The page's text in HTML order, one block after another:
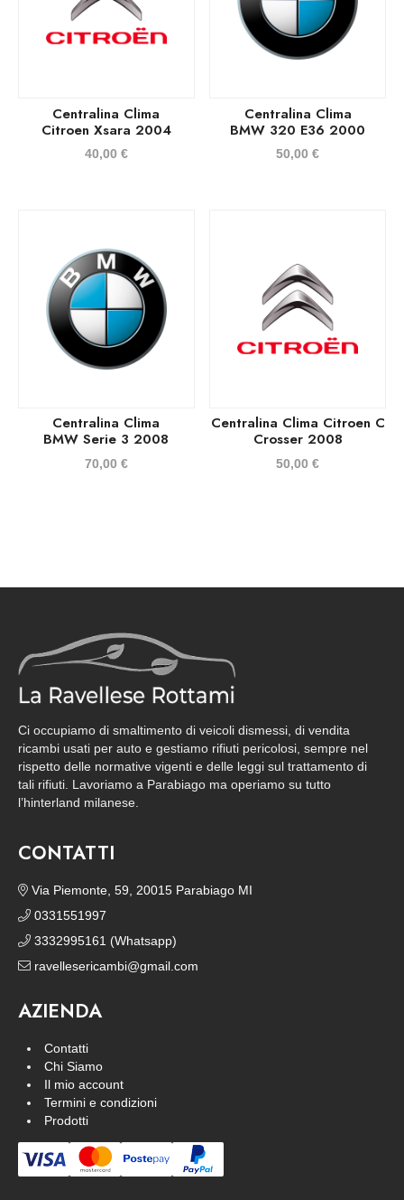
Centralina Clima
Citroen Xsara 2004
40,00 €
Centralina Clima
BMW 320 E36 2000
50,00€
Centralina Clima
BMW Serie 3 2008
70,00 €
Centralina Clima Citroen C
Crosser 2008
50,00€
Ci occupiamo di smaltimento di veicoli dismessi, di vendita
ricambi usati per auto e gestiamo rifiuti pericolosi, sempre nel
rispetto delle normative vigenti e delle leggi sul trattamento di
tali rifiuti. Lavoriamo a Parabiago ma operiamo su tutto
l’hinterland milanese.
CONTATTI
Via Piemonte, 59, 20015 Parabiago MI
0331551997
3332995161 (Whatsapp)
ravellesericambi@gmail.com
AZIENDA
Contatti
Chi Siamo
Il mio account
Termini e condizioni
Prodotti